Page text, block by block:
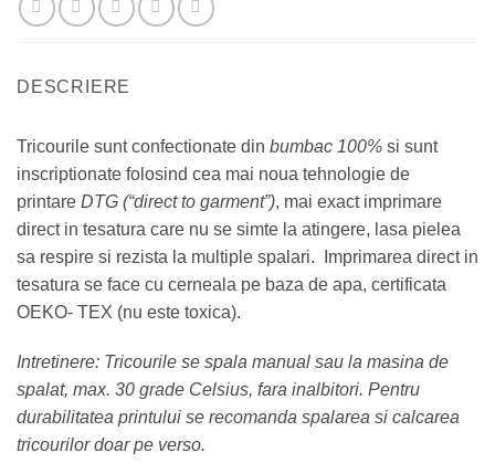
DESCRIERE
Tricourile sunt confectionate din bumbac 100% si sunt
inscriptionate folosind cea mai noua tehnologie de
printare DTG (“direct to garment”), mai exact imprimare
direct in tesatura care nu se simte la atingere, lasa pielea
sa respire si rezista la multiple spalari. Imprimarea direct in
tesatura se face cu cerneala pe baza de apa, certificata
OEKO- TEX (nu este toxica).
Intretinere: Tricourile se spala manual sau la masina de
spalat, max. 30 grade Celsius, fara inalbitori. Pentru
durabilitatea printului se recomanda spalarea si calcarea
tricourilor doar pe verso.